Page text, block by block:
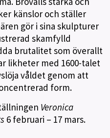
känslor och ställer
gör i sina skulpturer
skamfylld
brutalitet som överallt
likheter med 1600-talet
våldet genom att
form.
Veronica
6 februari – 17 mars.